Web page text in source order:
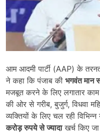
आम आदमी पार्टी (AAP) के
ने कहा कि पंजाब की भगवंत मान
मजबूत करने के लिए लगातार काम
की ओर से गरीब, बुजुर्ग, विधवा
व्यक्तियों के लिए चल रही
करोड़ रुपये से ज्यादाखर्च किए